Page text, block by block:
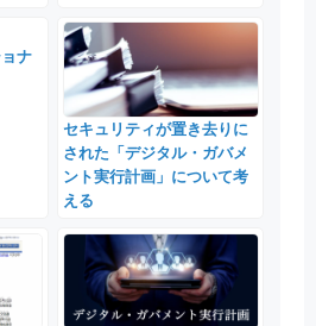
ナ
セキュリティが置き去りに
された「デジタル・ガバメ
ント実行計画」について考
える